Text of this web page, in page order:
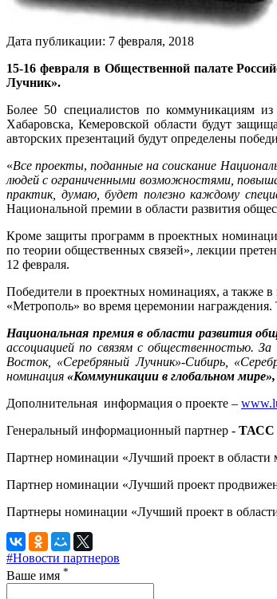
Дата публикации: 7 февраля, 2018
15-16 февраля в Общественной палате
Лучник».
Более 50 специалистов по коммуникациям
Хабаровска, Кемеровской области будут
авторских презентаций будут определены
«Все проекты,поданные на соискание
людей с ограниченными возможностями,
практик, думаю, будет полезно каждому
Национальной премии в области развития
Кроме защиты программ в проектных
по теории общественных связей», лекции
12 февраля.
Победители в проектных номинациях, а также в
«Метрополь» во время церемонии
Национальная премия в области развития
ассоциацией по связям с общественностью.
Восток, «Серебряный Лучник»-Сибирь,
номинация «Коммуникации в глобальном мире»,
Дополнительная информация о проекте –
Генеральный информационный партнер - ТАСС
Партнер номинации «Лучший проект в
Партнер номинации «Лучший проект
Партнеры номинации «Лучший проект в
#Новости партнеров
Ваше имя *